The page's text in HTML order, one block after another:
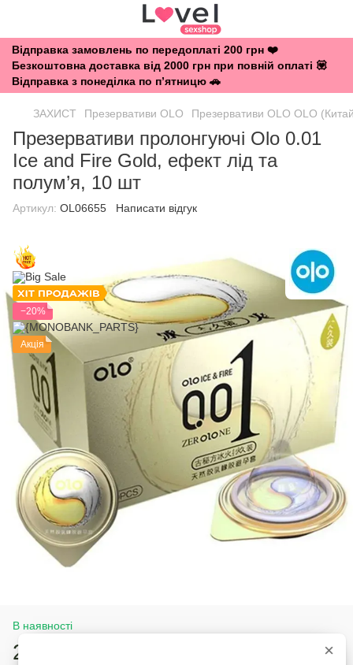
Відправка замовлень по передоплаті 200 грн ❤️
Безкоштовна доставка від 2000 грн при повній оплаті 💟
Відправка з понеділка по п’ятницю 🚗
ЗАХИСТ Презервативи OLO Презервативи OLO OLO
Презервативи пролонгуючі Olo 0.01
Ice and Fire Gold, ефект лід та
полум’я, 10 шт
Артикул: OL06655 Написати відгук
−20%
Акція
В наявності
215 грн ×